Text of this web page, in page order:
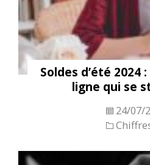
Soldes d’été 2024
ligne qui se
24/07/